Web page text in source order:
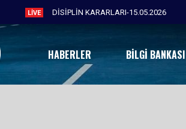
LIVE
HABERLER BILGI BANKASI